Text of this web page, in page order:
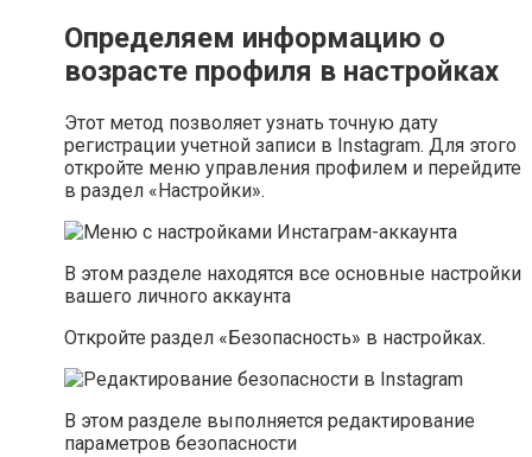
Определяем информацию о
возрасте профиля в настройках
Этот метод позволяет узнать точную дату
регистрации учетной записи в Instagram. Для этого
откройте меню управления профилем и перейдите
в раздел «Настройки».
В этом разделе находятся все основные настройки
вашего личного аккаунта
Откройте раздел «Безопасность» в настройках.
В этом разделе выполняется редактирование
параметров безопасности